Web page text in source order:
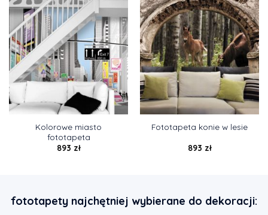
Kolorowe miasto
fototapeta
893 zł
Fototapeta konie w lesie
893 zł
fototapety najchętniej wybierane do dekoracji: